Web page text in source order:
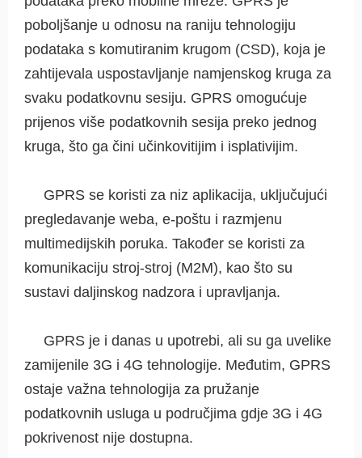
poboljšanje u odnosu na raniju tehnologiju
podataka s komutiranim krugom (CSD), koja je
zahtijevala uspostavljanje namjenskog kruga za
svaku podatkovnu sesiju. GPRS omogućuje
prijenos više podatkovnih sesija preko jednog
kruga, što ga čini učinkovitijim i isplativijim.
GPRS se koristi za niz aplikacija, uključujući
pregledavanje weba, e-poštu i razmjenu
multimedijskih poruka. Također se koristi za
komunikaciju stroj-stroj (M2M), kao što su
sustavi daljinskog nadzora i upravljanja.
GPRS je i danas u upotrebi, ali su ga uvelike
zamijenile 3G i 4G tehnologije. Međutim, GPRS
ostaje važna tehnologija za pružanje
podatkovnih usluga u područjima gdje 3G i 4G
pokrivenost nije dostupna.